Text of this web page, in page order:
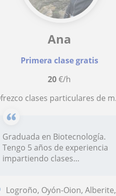
Ana
Primera clase gratis
20€/h
Ofrezco clases particulares de matemáticas, física, química y biología
Graduada en Biotecnología.
Tengo 5 años de experiencia
impartiendo clases
Logroño, Oyón-Oion, Alberite, Lardero, Villamediana de Iregua